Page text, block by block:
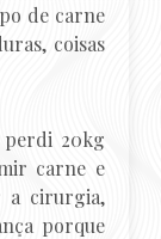
de carne
coisas
perdi 20kg
carne e
a cirurgia,
porque